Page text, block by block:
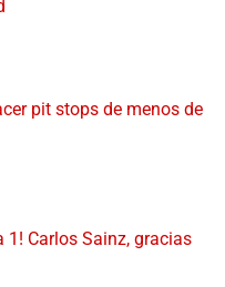
pit stops de menos de
1! Carlos Sainz, gracias